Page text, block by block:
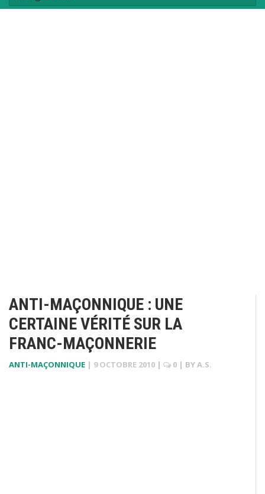
ANTI-MAÇONNIQUE : UNE
CERTAINE VÉRITÉ SUR LA
FRANC-MAÇONNERIE
ANTI-MAÇONNIQUE | 9 OCTOBRE 2010 | 0 | BYA.S.